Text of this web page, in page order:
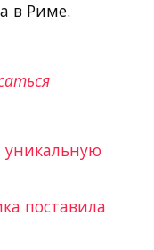
в Риме.
уникальную
поставила